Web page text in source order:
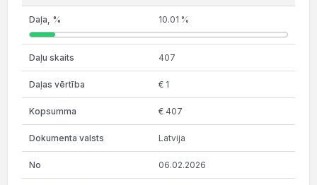
10.01 %
407
€ 1
€ 407
Latvija
06.02.2026